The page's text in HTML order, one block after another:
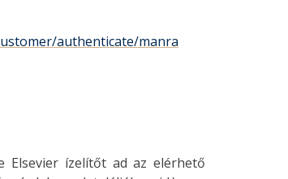
authenticate/manra
Elsevier ízelítőt ad az elérhető